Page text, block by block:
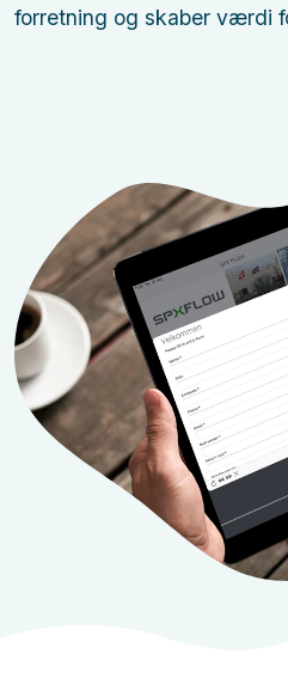
forretning og skaber værdi